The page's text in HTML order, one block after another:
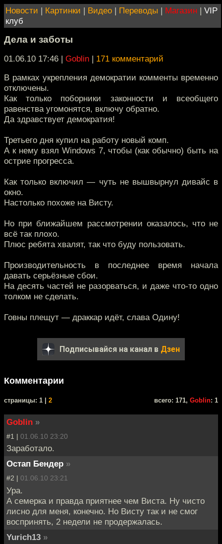
Новости | Картинки | Видео | Переводы | Магазин | VIP
клуб
Дела и заботы
01.06.10 17:46 | Goblin | 171 комментарий
В рамках укрепления демократии комменты временно
отключены.
Как только поборники законности и всеобщего
равенства угомонятся, включу обратно.
Да здравствует демократия!
Третьего дня купил на работу новый комп.
А к нему взял Windows 7, чтобы (как обычно) быть на
острие прогресса.
Как только включил — чуть не вышвырнул дивайс в
окно.
Настолько похоже на Висту.
Но при ближайшем рассмотрении оказалось, что не
всё так плохо.
Плюс ребята хвалят, так что буду пользовать.
Производительность в последнее время начала
давать серьёзные сбои.
На десять частей не разорваться, и даже что-то одно
толком не сделать.
Говны плещут — драккар идёт, слава Одину!
Подписывайся на канал в Дзен
Комментарии
cтраницы: 1 | 2 всего: 171, Goblin: 1
Goblin »
#1 | 01.06.10 23:20
Заработало.
Остап Бендер »
#2 | 01.06.10 23:21
Ура.
А семерка и правда приятнее чем Виста. Ну чисто
лисно для меня, конечно. Но Висту так и не смог
воспринять, 2 недели не продержалась.
Yurich13 »